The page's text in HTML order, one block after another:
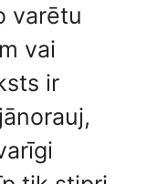
varētu
vai
ir